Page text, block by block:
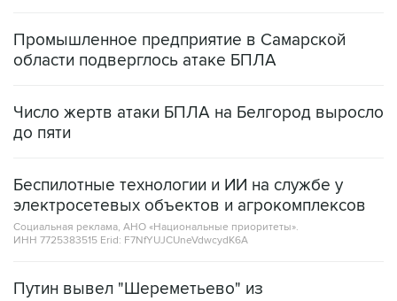
Промышленное предприятие в Самарской
области подверглось атаке БПЛА
Число жертв атаки БПЛА на Белгород выросло
до пяти
Беспилотные технологии и ИИ на службе у
электросетевых объектов и агрокомплексов
Социальная реклама, АНО «Национальные приоритеты».
ИНН 7725383515 Erid: F7NfYUJCUneVdwcydK6A
Путин вывел "Шереметьево" из